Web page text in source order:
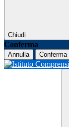
Chiudi
Conferma
Annulla Conferma